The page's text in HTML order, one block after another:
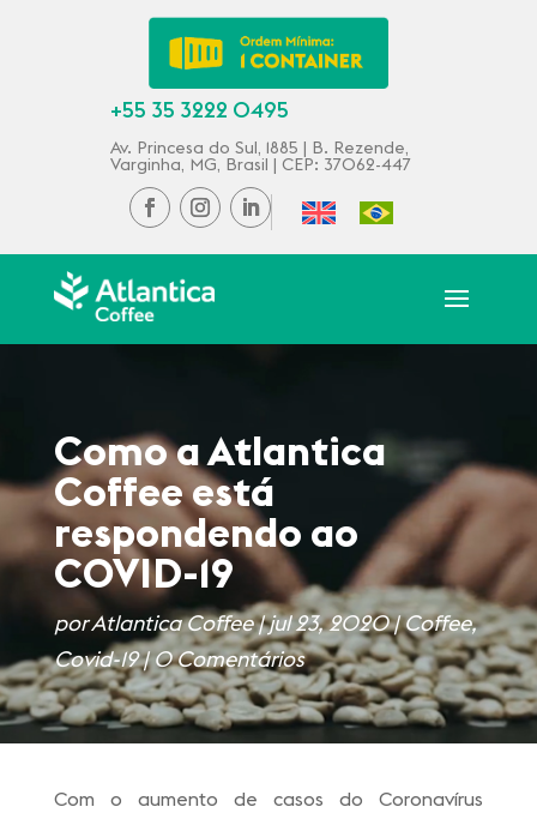
+55 35 3222 0495
Av. Princesa do Sul, 1885 | B. Rezende,
Varginha, MG, Brasil | CEP: 37062-447
Como a Atlantica
Coffee está
respondendo ao
COVID-19
porAtlantica Coffee|jul 23, 2020|Coffee,
Covid-19|0 Comentários
Com o aumento de casos do Coronavírus